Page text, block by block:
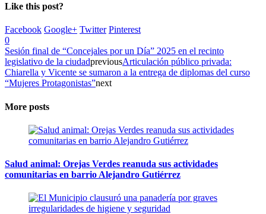
Like this post?
Facebook Google+ Twitter Pinterest
0
Sesión final de “Concejales por un Día” 2025 en el recinto
legislativo de la ciudadpreviousArticulación público privada:
Chiarella y Vicente se sumaron a la entrega de diplomas del curso
“Mujeres Protagonistas”next
More posts
Salud animal: Orejas Verdes reanuda sus actividades
comunitarias en barrio Alejandro Gutiérrez